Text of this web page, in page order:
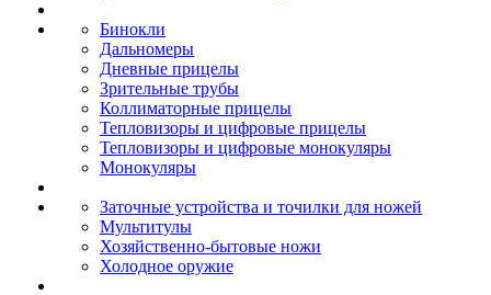
Бинокли
Дальномеры
Дневные прицелы
Зрительные трубы
Коллиматорные прицелы
Тепловизоры и цифровые прицелы
Тепловизоры и цифровые монокуляры
Монокуляры
Заточные устройства и точилки для ножей
Мультитулы
Хозяйственно-бытовые ножи
Холодное оружие